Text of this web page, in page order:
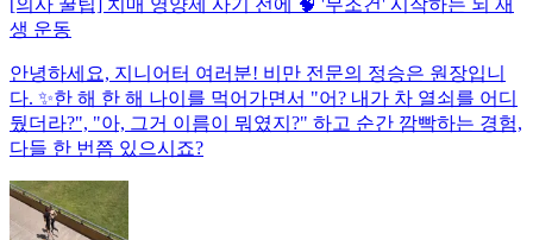
[의사 꿀팁] 치매 영양제 사기 전에 🧠 '무조건' 시작하는 뇌 재
생 운동
안녕하세요, 지니어터 여러분! 비만 전문의 정승은 원장입니
다. ✨한 해 한 해 나이를 먹어가면서 "어? 내가 차 열쇠를 어디
뒀더라?", "아, 그거 이름이 뭐였지?" 하고 순간 깜빡하는 경험,
다들 한 번쯤 있으시죠?